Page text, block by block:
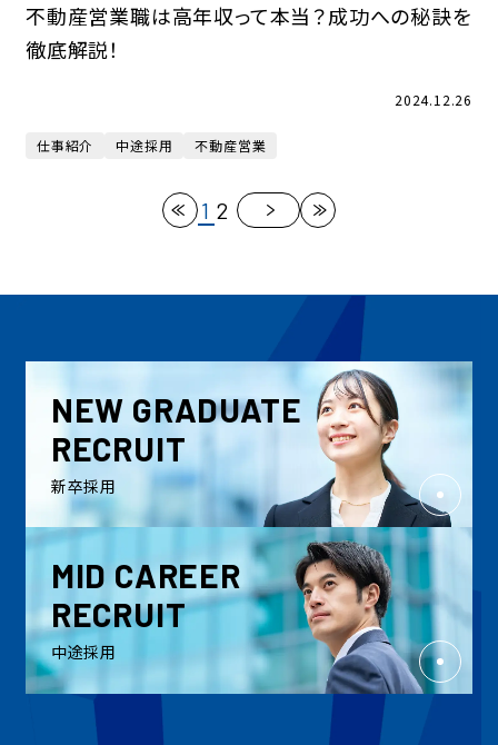
不動産営業職は高年収って本当？成功への秘訣を
徹底解説！
2024.12.26
仕事紹介 中途採用 不動産営業
1 2
NEW GRADUATE
RECRUIT
新卒採用
MID CAREER
RECRUIT
中途採用